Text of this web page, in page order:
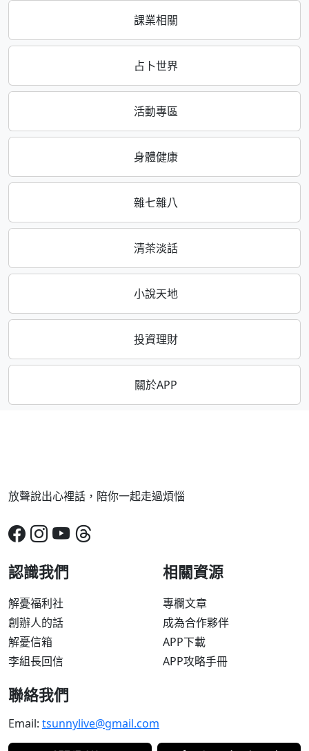
課業相關
占卜世界
活動專區
身體健康
雜七雜八
清茶淡話
小說天地
投資理財
關於APP
放聲說出心裡話，陪你一起走過煩惱
認識我們
解憂福利社
創辦人的話
解憂信箱
李組長回信
相關資源
專欄文章
成為合作夥伴
APP下載
APP攻略手冊
聯絡我們
Email: tsunnylive@gmail.com